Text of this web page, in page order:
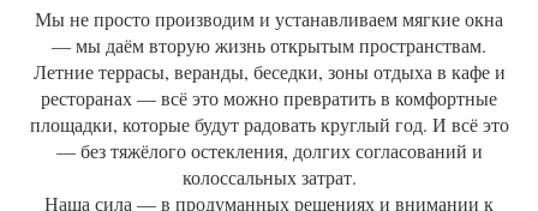
Мы не просто производим и устанавливаем мягкие окна
— мы даём вторую жизнь открытым пространствам.
Летние террасы, веранды, беседки, зоны отдыха в кафе и
ресторанах — всё это можно превратить в комфортные
площадки, которые будут радовать круглый год. И всё это
— без тяжёлого остекления, долгих согласований и
колоссальных затрат.
Наша сила — в продуманных решениях и внимании к